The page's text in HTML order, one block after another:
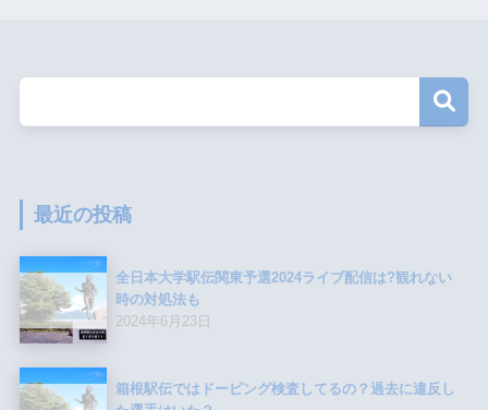
最近の投稿
全日本大学駅伝関東予選2024ライブ配信は?観れない
時の対処法も
2024年6月23日
箱根駅伝ではドーピング検査してるの？過去に違反し